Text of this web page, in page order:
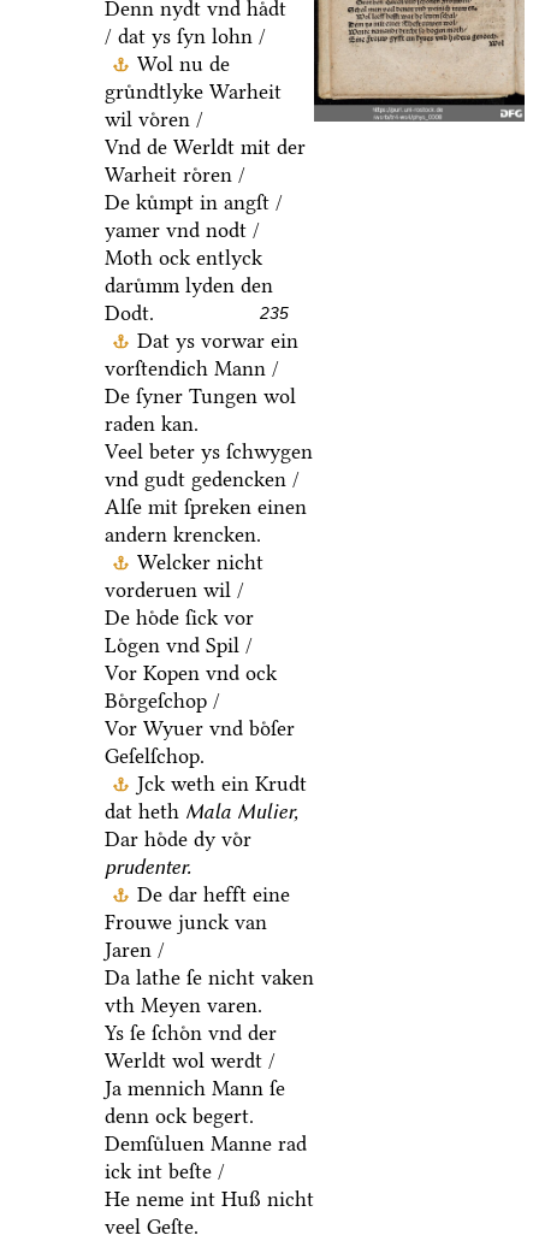
Denn nydt vnd haͤdt
/ dat ys ſyn lohn /
Wol nu de
gruͤndtlyke Warheit
wil voͤren /
Vnd de Werldt mit der
Warheit roͤren /
De kuͤmpt in angſt /
yamer vnd nodt /
Moth ock entlyck
daruͤmm lyden den
Dodt.
235
Dat ys vorwar ein
vorſtendich Mann /
De ſyner Tungen wol
raden kan.
Veel beter ys ſchwygen
vnd gudt gedencken /
Alſe mit ſpreken einen
andern krencken.
Welcker nicht
vorderuen wil /
De hoͤde ſick vor
Loͤgen vnd Spil /
Vor Kopen vnd ock
Boͤrgeſchop /
Vor Wyuer vnd boͤſer
Geſelſchop.
Jck weth ein Krudt
dat heth Mala Mulier,
Dar hoͤde dy voͤr
prudenter.
De dar hefft eine
Frouwe junck van
Jaren /
Da lathe ſe nicht vaken
vth Meyen varen.
Ys ſe ſchoͤn vnd der
Werldt wol werdt /
Ja mennich Mann ſe
denn ock begert.
Demſuͤluen Manne rad
ick int beſte /
He neme int Huß nicht
veel Geſte.